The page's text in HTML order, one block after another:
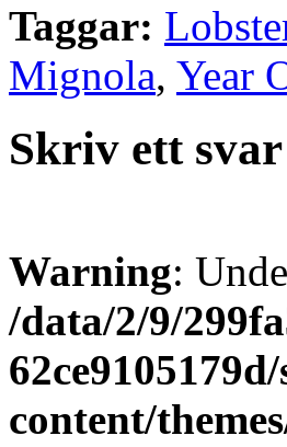
Taggar:
Mignola, Year
Skriv ett svar
Warning:
/data/2/9/
content/